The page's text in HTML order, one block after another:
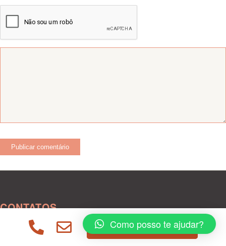
CONTATOS
Oscar Freire, 585 – Jardim PaulistaComo posso te ajudar?
ENTRAR EM CONTATO